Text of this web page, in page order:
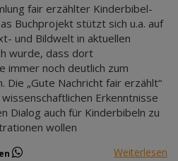
fair erzählter Kinderbibel-
Buchprojekt stützt sich u.a. auf
und Bildwelt in aktuellen
wurde, dass dort
immer noch deutlich zum
Die „Gute Nachricht fair erzählt“
Erkenntnisse
Dialog auch für Kinderbibeln zu
wollen
Weiterlesen